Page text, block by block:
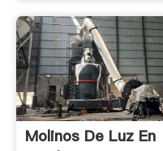
Molinos De Luz En